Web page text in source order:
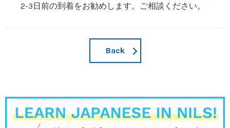
2-3日前の到着をお勧めします。ご相談ください。
Back